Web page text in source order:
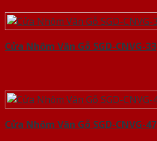
Cửa Nhôm Vân Gỗ SGD-CNVG-33
Cửa Nhôm Vân Gỗ SGD-CNVG-47